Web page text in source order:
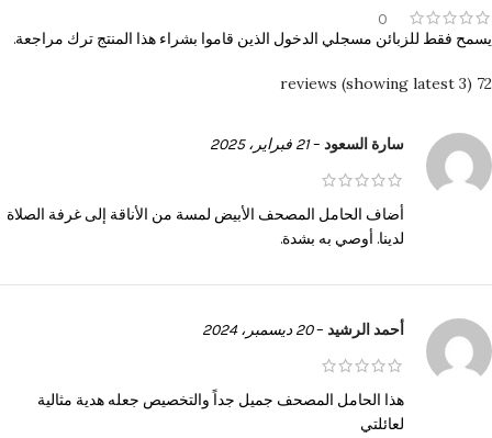
0
72 reviews (showing latest 3)
سارة السعود –21 فبراير، 2025
أضاف الحامل المصحف الأبيض لمسة من الأناقة إلى غرفة الصلاة
لدينا. أوصي به بشدة.
أحمد الرشيد –20 ديسمبر، 2024
هذا الحامل المصحف جميل جداً والتخصيص جعله هدية مثالية
لعائلتي
يسمح فقط للزبائن مسجلي الدخول الذين قاموا بشراء هذا المنتج ترك مراجعة.